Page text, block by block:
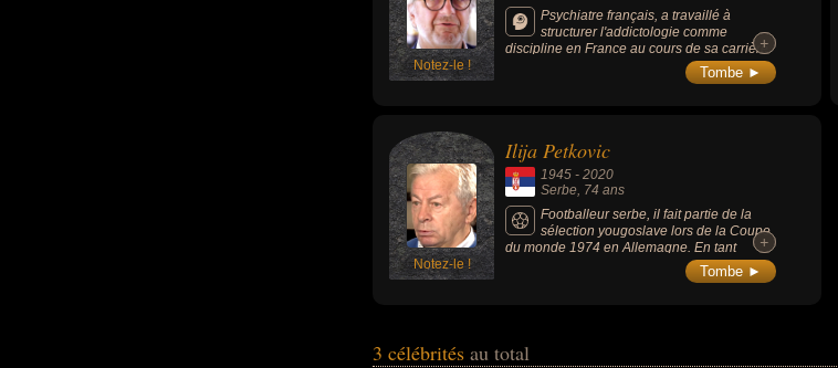
Notez-le !
Psychiatre français, a travaillé à
structurer l'addictologie comme
discipline en France au cours de sa carrière
universitaire, puis en créant le Fonds Actions
Addictions et le portail Addict'Aide : le village
+
+
Tombe ►
Notez-le !
Ilija Petkovic
1945 - 2020
Serbe, 74 ans
Footballeur serbe, il fait partie de la
sélection yougoslave lors de la Coupe
du monde 1974 en Allemagne. En tant
qu'entraîneur, il mène l'équipe de Serbie-et-
Monténégro à sa première et dernière
+
+
Tombe ►
3 célébrités au total